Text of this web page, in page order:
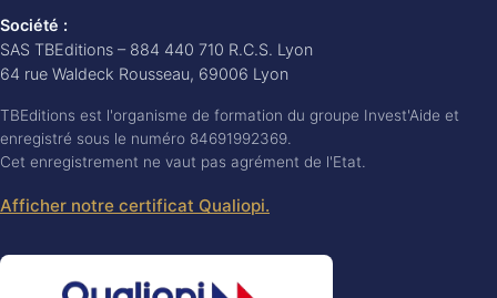
Société :
SAS TBEditions – 884 440 710 R.C.S. Lyon
64 rue Waldeck Rousseau, 69006 Lyon
TBEditions est l'organisme de formation du groupe Invest'Aide et
enregistré sous le numéro 84691992369.
Cet enregistrement ne vaut pas agrément de l'Etat.
Afficher notre certificat Qualiopi.